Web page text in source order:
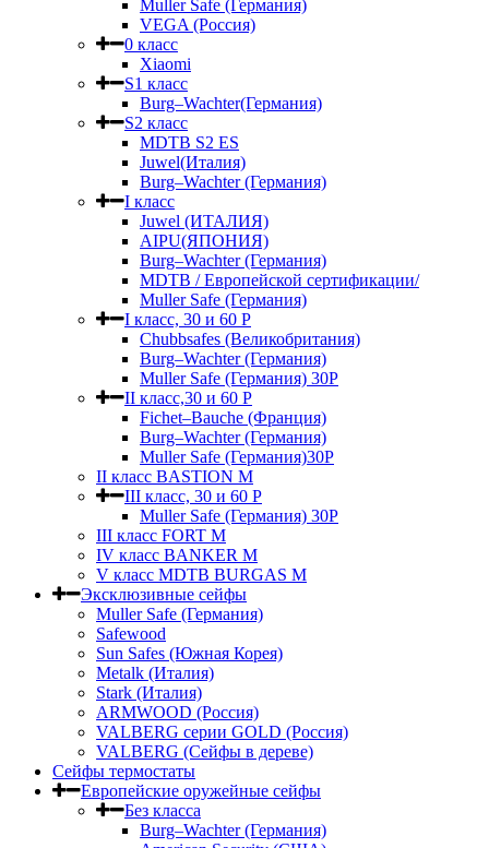
Muller Safe (Германия)
VEGA (Россия)
0 класс
Xiaomi
S1 класс
Burg–Wachter(Германия)
S2 класс
MDTB S2 ES
Juwel(Италия)
Burg–Wachter (Германия)
I класс
Juwel (ИТАЛИЯ)
AIPU(ЯПОНИЯ)
Burg–Wachter (Германия)
MDTB / Европейской сертификации/
Muller Safe (Германия)
I класс, 30 и 60 P
Chubbsafes (Великобритания)
Burg–Wachter (Германия)
Muller Safe (Германия) 30Р
II класс,30 и 60 P
Fichet–Bauche (Франция)
Burg–Wachter (Германия)
Muller Safe (Германия)30P
II класс BASTION M
III класс, 30 и 60 P
Muller Safe (Германия) 30Р
III класс FORT M
IV класс BANKER M
V класс МDTB BURGAS M
Эксклюзивные сейфы
Muller Safe (Германия)
Safewood
Sun Safes (Южная Корея)
Metalk (Италия)
Stark (Италия)
ARMWOOD (Россия)
VALBERG серии GOLD (Россия)
VALBERG (Сейфы в дереве)
Сейфы термостаты
Европейские оружейные сейфы
Без класса
Burg–Wachter (Германия)